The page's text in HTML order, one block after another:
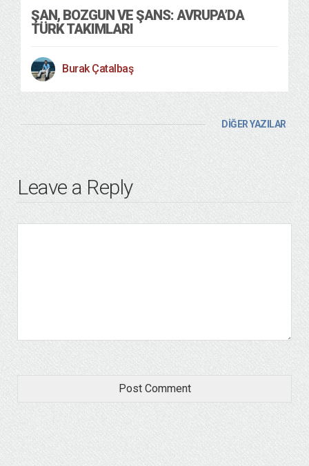
ŞAN, BOZGUN VE ŞANS: AVRUPA’DA
TÜRK TAKIMLARI
Burak Çatalbaş
DİĞER YAZILAR
Leave a Reply